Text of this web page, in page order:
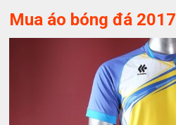
Mua áo bóng đá 2017